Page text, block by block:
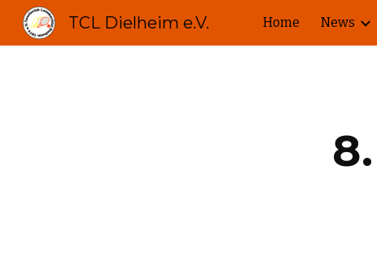
Skip
TCL Dielheim e.V. Home News